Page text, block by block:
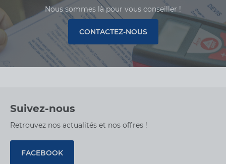
Nous sommes là pour vous conseiller !
CONTACTEZ-NOUS
Suivez-nous
Retrouvez nos actualités et nos offres !
FACEBOOK